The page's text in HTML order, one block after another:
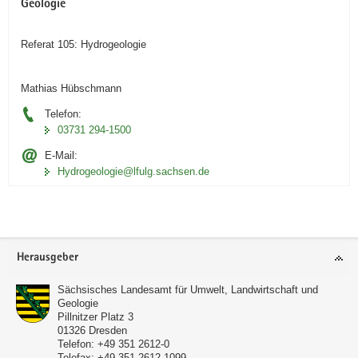
Geologie
Referat 105: Hydrogeologie
Mathias Hübschmann
Telefon:
03731 294-1500
E-Mail:
Hydrogeologie­@lfulg.sachsen.de
Footer-
Herausgeber
Sächsisches Landesamt für Umwelt, Landwirtschaft und
Geologie
Pillnitzer Platz 3
01326 Dresden
Telefon: +49 351 2612-0